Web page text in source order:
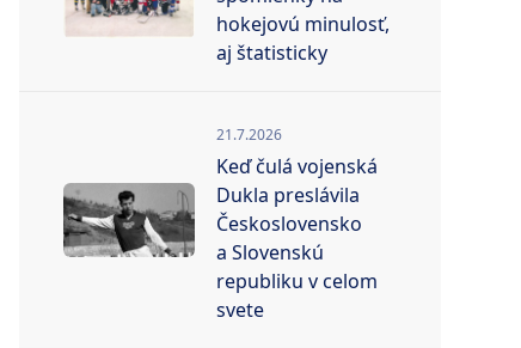
hokejovú minulosť,
aj štatisticky
21.7.2026
Keď čulá vojenská
Dukla preslávila
Československo
a Slovenskú
republiku v celom
svete